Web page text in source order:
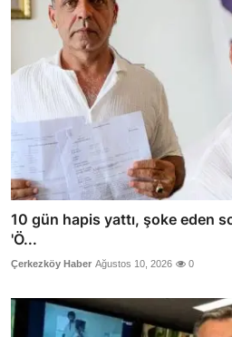
10 gün hapis yattı, şoke eden
'Ö...
Çerkezköy Haber Ağustos 10, 2026 0